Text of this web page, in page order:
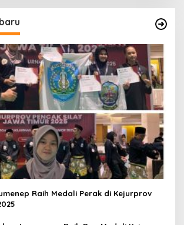
Raih Medali Perak di Kejurprov